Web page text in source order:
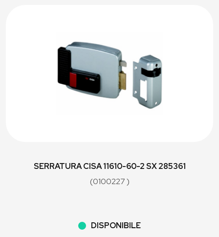
SERRATURA CISA 11610-60-2 SX 285361
(0100227 )
DISPONIBILE